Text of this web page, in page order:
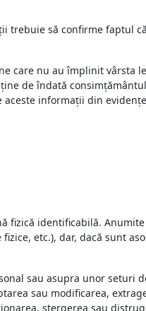
să confirme faptul
care nu au împlinit vârsta
de îndată
informații din
fizică identificabilă.
etc.), dar, dacă sunt
sau asupra unor seturi
sau modificarea,
ștergerea sau